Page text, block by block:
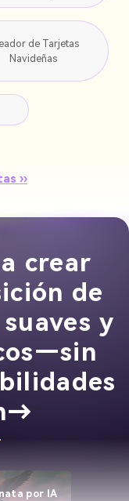
de Tarjetas
Navideñas
››
crear
de
y
por IA